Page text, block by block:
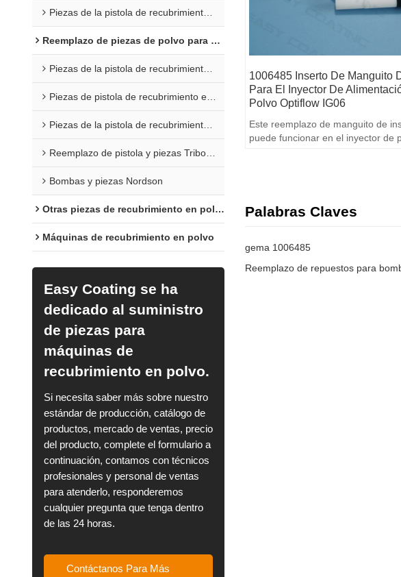
Piezas de la pistola de recubrimiento en polvo X1
Reemplazo de piezas de polvo para Nordson
Piezas de la pistola de recubrimiento en polvo Encore
Piezas de pistola de recubrimiento en polvo Sure Coat
Piezas de la pistola de recubrimiento en polvo Versa
Reemplazo de pistola y piezas Tribomatic
Bombas y piezas Nordson
Otras piezas de recubrimiento en polvo
Máquinas de recubrimiento en polvo
Easy Coating se ha
dedicado al suministro
de piezas para
máquinas de
recubrimiento en polvo.
Si necesita saber más sobre nuestro
estándar de producción, catálogo de
productos, mercado de ventas, precio
del producto, complete el formulario a
continuación, contamos con técnicos
profesionales y personal de ventas
para atenderlo, responderemos
cualquier pregunta que tenga dentro
de las 24 horas.
Contáctanos Para Más
1006485 Inserto De Manguito
Para El Inyector De
Polvo Optiflow IG06
Este reemplazo de manguito de
puede funcionar en el inyector de
Palabras Claves
gema 1006485
Reemplazo de repuestos para